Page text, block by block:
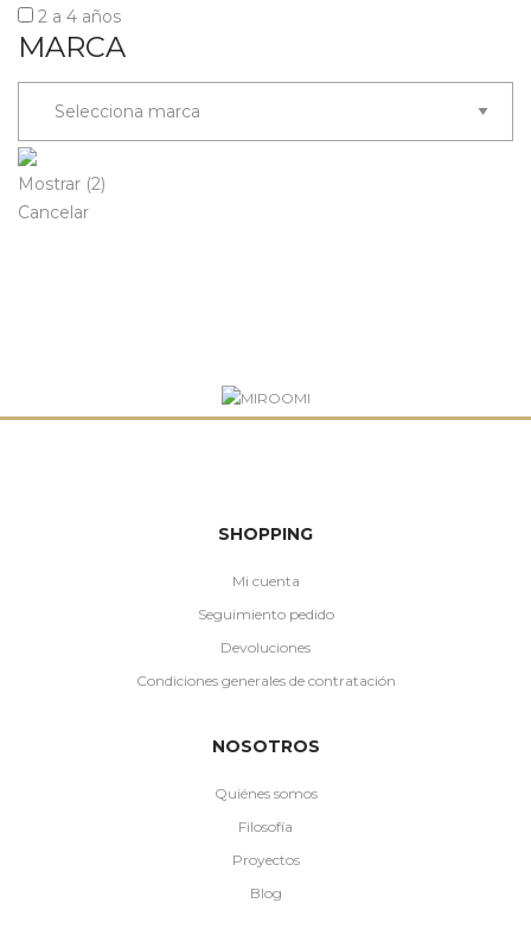
2 a 4 años
MARCA
Mostrar (2)
Cancelar
SHOPPING
Mi cuenta
Seguimiento pedido
Devoluciones
Condiciones generales de contratación
NOSOTROS
Quiénes somos
Filosofía
Proyectos
Blog